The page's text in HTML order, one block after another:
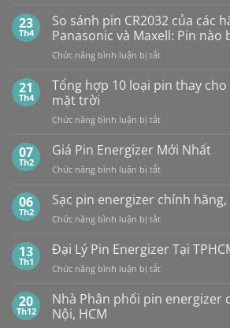
Vỉ
10
Viên
PHÂN
PHỐI,
ĐẠI
LÝ
SỈ
TẠI
NỘI
TÍN,
CHIẾT
CAO,
HÀNG
CHÍNH
23
Th4
So sánh pin CR2032 của các
Panasonic và Maxell: Pin nào
Chức năng bình luận bị tắtở
sánh
của
hãng:
Panasonic
Maxell:
Pin
bền
hơn?
21
Th4
Tổng hợp 10 loại pin thay
mặt trời
Chức năng bình luận bị tắtở
hợp
loại
thay
đèn
lượng
mặt
07
Th2
Giá Pin Energizer Mới Nhất
Chức năng bình luận bị tắtở
Pin
Mới
06
Th2
Sạc pin energizer chính hãng,
Chức năng bình luận bị tắtở
pin
energizer
chính
giá
13
Th1
Đại Lý Pin Energizer Tại
Chức năng bình luận bị tắtở
Lý
20
Th12
Nhà Phân phối pin energizer
Nội, HCM